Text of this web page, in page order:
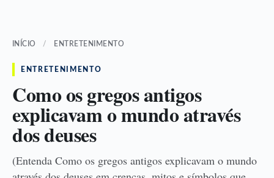
INÍCIO / ENTRETENIMENTO
ENTRETENIMENTO
Como os gregos antigos
explicavam o mundo através
dos deuses
(Entenda Como os gregos antigos explicavam o mundo